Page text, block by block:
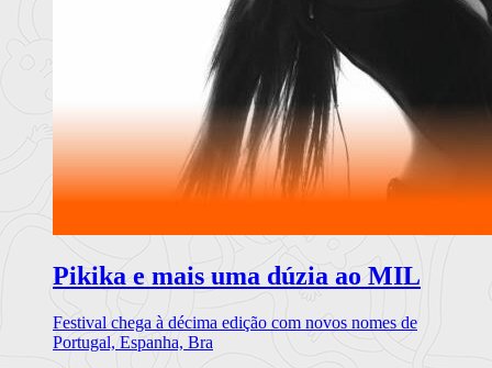
Pikika e mais uma dúzia ao MIL
Festival chega à décima edição com novos nomes de
Portugal, Espanha, Bra